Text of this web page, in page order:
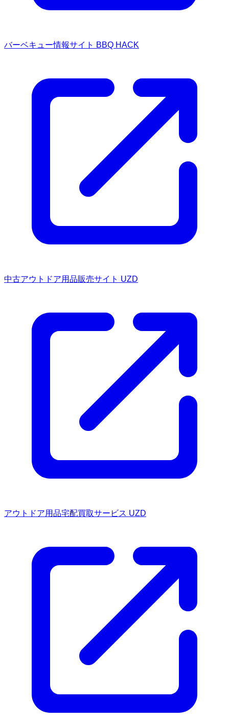
バーベキュー情報サイト BBQ HACK
中古アウトドア用品販売サイト UZD
アウトドア用品宅配買取サービス UZD